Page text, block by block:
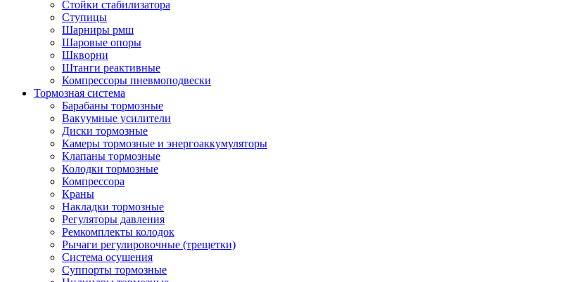
Стойки стабилизатора
Ступицы
Шарниры рмш
Шаровые опоры
Шкворни
Штанги реактивные
Компрессоры пневмоподвески
Тормозная система
Барабаны тормозные
Вакуумные усилители
Диски тормозные
Камеры тормозные и энергоаккумуляторы
Клапаны тормозные
Колодки тормозные
Компрессора
Краны
Накладки тормозные
Регуляторы давления
Ремкомплекты колодок
Рычаги регулировочные (трещетки)
Система осушения
Суппорты тормозные